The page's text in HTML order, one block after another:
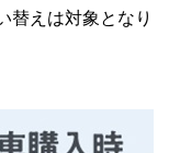
替えは対象となり